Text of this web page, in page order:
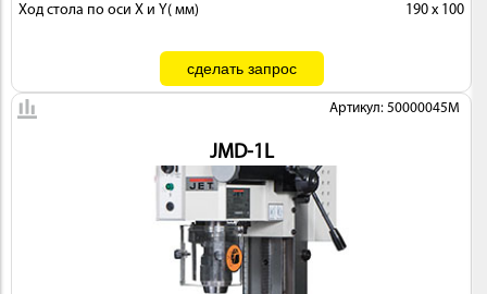
Ход стола по оси X и Y( мм)
190 x 100
Артикул: 50000045M
JMD-1L